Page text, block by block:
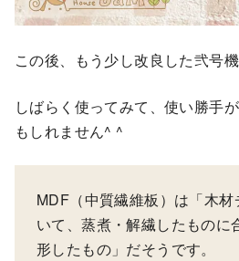
この後、もう少し改良した弐号機
しばらく使ってみて、使い勝手
もしれません^ ^
MDF（中質繊維板）は「木
いて、蒸煮・解繊したものに
形したもの」だそうです。